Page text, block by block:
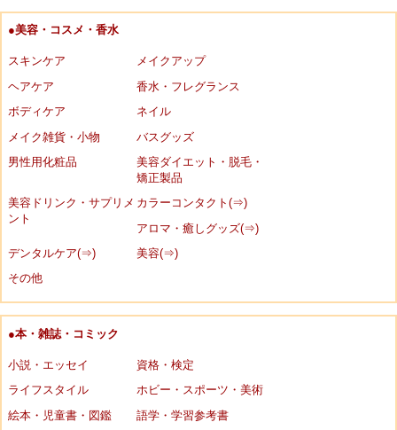
●美容・コスメ・香水
スキンケア
メイクアップ
ヘアケア
香水・フレグランス
ボディケア
ネイル
メイク雑貨・小物
バスグッズ
男性用化粧品
美容ダイエット・脱毛・
矯正製品
美容ドリンク・サプリメ
ント
カラーコンタクト(⇒)
アロマ・癒しグッズ(⇒)
デンタルケア(⇒)
美容(⇒)
その他
●本・雑誌・コミック
小説・エッセイ
資格・検定
ライフスタイル
ホビー・スポーツ・美術
絵本・児童書・図鑑
語学・学習参考書